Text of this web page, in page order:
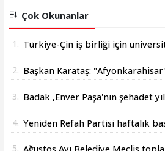
Çok Okunanlar
1. Türkiye-Çin iş birliği için
2. Başkan Karataş:
3. Badak ,Enver Paşa'nın şehadet
4. Yeniden Refah Partisi haftalık
5.